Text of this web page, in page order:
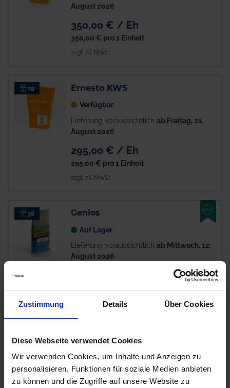
Zustimmung Details Über Cookies
Diese Webseite verwendet Cookies
Wir verwenden Cookies, um Inhalte und Anzeigen zu
personalisieren, Funktionen für soziale Medien anbieten
zu können und die Zugriffe auf unsere Website zu
August 2026
350,00 € / Eh
350,00 € pro 1 Einheit
zzgl. 7% MwSt.
29 Ernesto KWS
Verfügbar
Lieferung voraussichtlich ab Freitag, 21.
August 2026
295,00 € / Eh
295,00 € pro 1 Einheit
zzgl. 7% MwSt.
38 Genios
Auf Lager
Lieferung voraussichtlich ab Mittwoch, 12.
August 2026
NEU
Verfügbar
Lieferung voraussichtlichab Freitag, 21.